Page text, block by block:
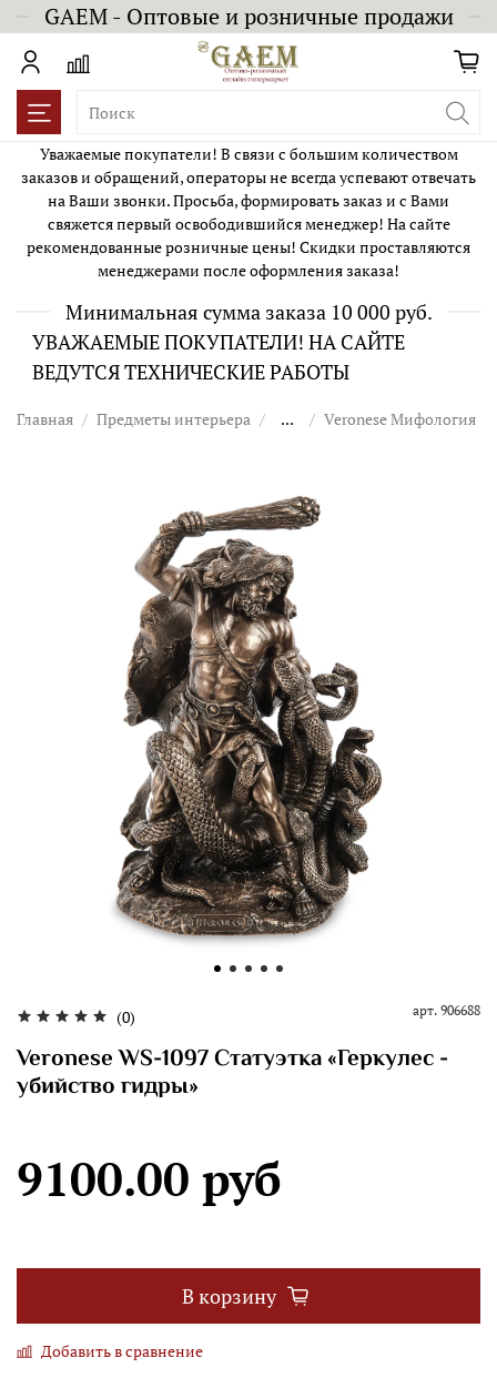
GAEM - Оптовые и розничные продажи
Уважаемые покупатели! В связи с большим количеством
заказов и обращений, операторы не всегда успевают отвечать
на Ваши звонки. Просьба, формировать заказ и с Вами
свяжется первый освободившийся менеджер! На сайте
рекомендованные розничные цены! Скидки проставляются
менеджерами после оформления заказа!
Минимальная сумма заказа 10 000 руб.
УВАЖАЕМЫЕ ПОКУПАТЕЛИ! НА САЙТЕ
ВЕДУТСЯ ТЕХНИЧЕСКИЕ РАБОТЫ
Главная Предметы интерьера ... Veronese Мифология
(0) арт. 906688
Veronese WS-1097 Статуэтка «Геркулес -
убийство гидры»
9100.00 руб
В корзину
Добавить в сравнение